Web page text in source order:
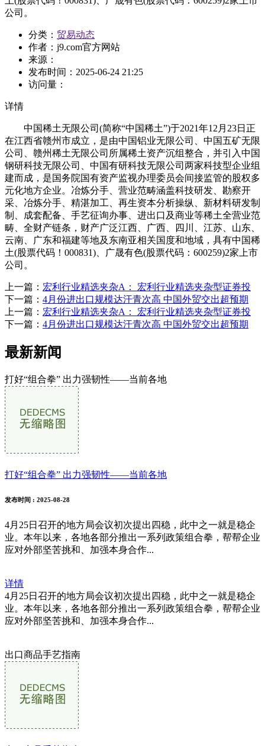
公司。
分类： 贸易动态
作者： j9.com官方网站
来源：
发布时间： 2025-06-24 21:25
访问量：
详情
中国稀土无限公司(简称“中国稀土”)于2021年12月23日正
在江西省赣州市成立，是由中国铝业无限公司、中国五矿无限
公司、赣州稀土无限公司所属稀土资产沉组整合，并引入中国
钢研科技无限公司、中国有研科技无限公司两家科技型企业组
建而成，是国务院国有资产监视办理委员会间接监管的股权多
元化地方企业。冶炼分手、营业范畴涵盖科技研发、勘察开
采、冶炼分手、精湛加工、再生资本分析操纵、新材料研发制
制、成套配备、手艺征询办事、进出口及商业等稀土全营业范
畴、全财产链条，财产广泛江西、广西、四川、江苏、山东、
云南、广东和福建等地及东南亚相关国度和地域，具有中国稀
土(股票代码！000831)、广晟有色(股票代码：600259)2家上市
公司。
上一篇： 宏利行业精选夹杂A： 宏利行业精选夹杂型证券投
下一篇： 4月份进出口规模达汗青次高 中国外贸交出超预期
上一篇： 宏利行业精选夹杂A： 宏利行业精选夹杂型证券投
下一篇： 4月份进出口规模达汗青次高 中国外贸交出超预期
最新新闻
打好“组合拳” 出力强韧性——当前各地
打好“组合拳” 出力强韧性——当前各地
发布时间 : 2025-08-28
4月25日召开的地方局会议初次提出四稳，此中之一就是稳企
业。本年以来，各地各部分推出一系列政策组合拳，帮帮企业
应对外部坚苦挑和、加强本身合作...
详情
4月25日召开的地方局会议初次提出四稳，此中之一就是稳企
业。本年以来，各地各部分推出一系列政策组合拳，帮帮企业
应对外部坚苦挑和、加强本身合作...
出口商品手艺指南